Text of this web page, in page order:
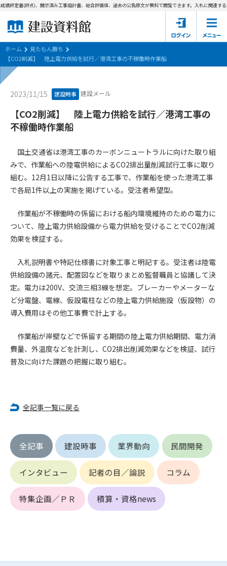
建設資料館とは
東京都の入札資料
国土交通省の入札資料
見たもん勝ち
会員登録について
サポーター会員一覧
評定書(評点)、開示済み工事設計書、総合評価値、過去の公告原文が無料で閲覧できます。入札に関連する
ホーム
見たもん勝ち
【CO2削減】 陸上電力供給を試行／港湾工事の不稼働時作業船
2023/11/15 建設時事 建設メール
【CO2削減】 陸上電力供給を試行／港湾工事の
不稼働時作業船
国土交通省は港湾工事のカーボンニュートラルに向けた取り組
みで、作業船への陸電供給によるCO2排出量削減試行工事に取り
組む。12月1日以降に公告する工事で、作業船を使った港湾工事
で各局1件以上の実施を掲げている。受注者希望型。
作業船が不稼働時の係留における船内環境維持のための電力に
ついて、陸上電力供給設備から電力供給を受けることでCO2削減
効果を検証する。
入札説明書や特記仕様書に対象工事と明記する。受注者は陸電
供給設備の諸元、配置図などを取りまとめ監督職員と協議して決
定。電力は200V、交流三相3線を想定。ブレーカーやメーターな
ど分電盤、電線、仮設電柱などの陸上電力供給施設（仮設物）の
導入費用はその他工事費で計上する。
作業船が岸壁などで係留する期間の陸上電力供給期間、電力消
費量、外温度などを計測し、CO2排出削減効果などを検証、試行
普及に向けた課題の把握に取り組む。
全記事一覧に戻る
全記事 建設時事 業界動向 民間開発
インタビュー 記者の目／論説 コラム
特集企画／ＰＲ 積算・資格news
第1条（規約の目的）
会員サービスの利用条件等について定めるものです。
2. 管理者が建設資料館WEB上で随時掲載するルールは本規約の
一部を構成するものとします。
第2条（規約の変更）
あります。変更内容は、建設資料館WEB上に表示した時点で直
ちに全ての会員が了承したものとみなします。
会員とは、本規約を承諾の上、所定の会員申込手続きを完了
後、管理者がこれを承認した者をいいます。
第4条（会員の定義と登録）
1. 管理者は前条により審査の結果、会員申込みをした者が以下
の何れかの項目に該当することがわかった場合、その者の会
(1) 会員申し込みをした者が実在しなかった場合
(2) 本規約に違反した場合/li>
(3) 会員申し込みの際、申告事項に虚偽があった場合
2. 管理者は承認後であっても承認した会員が前項の何れかに該
ます。
第5条（IDおよびパスワードの管理）
1. 会員は申込の際に管理者が発行したIDおよびパスワードの使
用および管理について責任を負うものとします。
2. 会員は、自己のIDおよびパスワードを、貸与、譲渡、売買、
その他形態を問わず、第三者に利用させることはできませ